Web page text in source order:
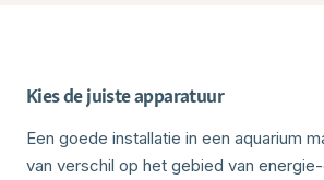
Kies de juiste apparatuur
Een goede installatie in een aquarium
van verschil op het gebied van